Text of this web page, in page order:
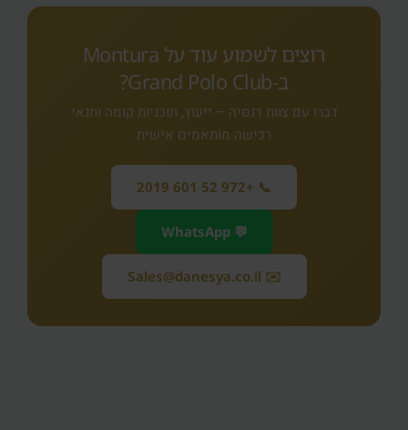
רוצים לשמוע עוד על Montura
ב‑Grand Polo Club?
דברו עם צוות דנסיה – ייעוץ, תוכניות קומה ותנאי
רכישה מותאמים אישית
📞 +972 52 601 2019
💬 WhatsApp
✉️ Sales@danesya.co.il